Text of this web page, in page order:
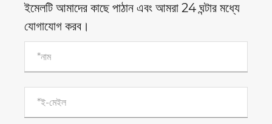
ইমেলটি আমাদের কাছে পাঠান এবং আমরা 24 ঘন্টার মধ্যে
যোগাযোগ করব।